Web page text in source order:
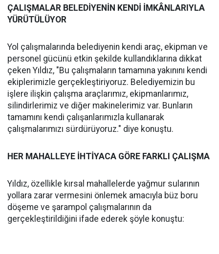
ÇALIŞMALAR BELEDİYENİN KENDİ İMKÂNLARIYLA
YÜRÜTÜLÜYOR
Yol çalışmalarında belediyenin kendi araç, ekipman ve
personel gücünü etkin şekilde kullandıklarına dikkat
çeken Yıldız, "Bu çalışmaların tamamına yakınını kendi
ekiplerimizle gerçekleştiriyoruz. Belediyemizin bu
işlere ilişkin çalışma araçlarımız, ekipmanlarımız,
silindirlerimiz ve diğer makinelerimiz var. Bunların
tamamını kendi çalışanlarımızla kullanarak
çalışmalarımızı sürdürüyoruz." diye konuştu.
HER MAHALLEYE İHTİYACA GÖRE FARKLI ÇALIŞMA
Yıldız, özellikle kırsal mahallelerde yağmur sularının
yollara zarar vermesini önlemek amacıyla büz boru
döşeme ve şarampol çalışmalarının da
gerçekleştirildiğini ifade ederek şöyle konuştu: